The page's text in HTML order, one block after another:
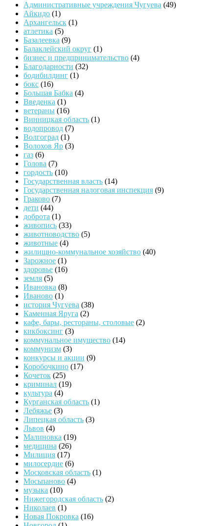
Административные учреждения Чугуева (49)
Айкидо (1)
Архангельск (1)
атлетика (5)
Базалеевка (9)
Балаклейский округ (1)
бизнес и предпринимательство (4)
Благодарности (32)
бодибилдинг (1)
бокс (16)
Большая Бабка (4)
Введенка (1)
ветераны (16)
Винницкая область (1)
водопровод (7)
Волгоград (1)
Волохов Яр (3)
газ (6)
Голова (7)
гордость (10)
Государственная власть (14)
Государственная налоговая инспекция (9)
Граково (7)
дети (44)
доброта (1)
живопись (33)
животноводство (5)
животные (4)
жилищно-коммунальное хозяйство (40)
Зарожное (1)
здоровье (16)
земля (5)
Ивановка (8)
Иваново (1)
история Чугуева (38)
Каменная Яруга (2)
кафе, бары, рестораны, столовые (2)
кикбоксинг (3)
коммунальное имущество (14)
коммунизм (3)
конкурсы и акции (9)
Коробочкино (17)
Кочеток (25)
криминал (19)
культура (4)
Курганская область (1)
Лебяжье (3)
Липецкая область (3)
Львов (4)
Малиновка (19)
медицина (26)
Милиция (17)
милосердие (6)
Московская область (1)
Мосьпаново (4)
музыка (10)
Нижегородская область (2)
Николаев (1)
Новая Покровка (16)